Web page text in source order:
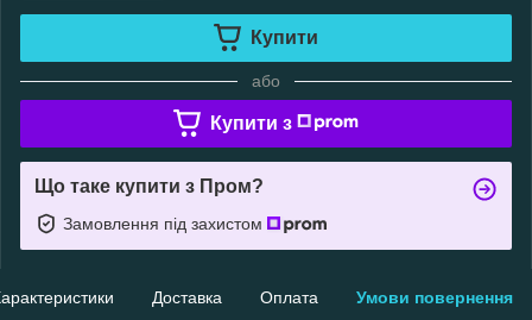
Купити
або
Купити з
Що таке купити з Пром?
Замовлення під захистом
Доставка Оплата Умови повернення